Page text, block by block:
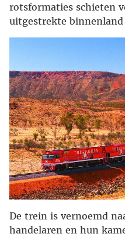
rotsformaties schieten
uitgestrekte
De trein is vernoemd
handelaren en hun